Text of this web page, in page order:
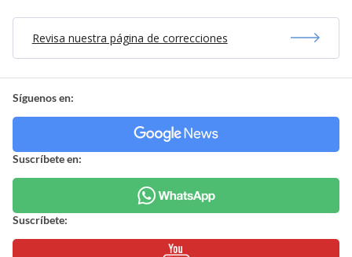
Revisa nuestra página de correcciones
Síguenos en:
Suscríbete en:
Suscríbete: